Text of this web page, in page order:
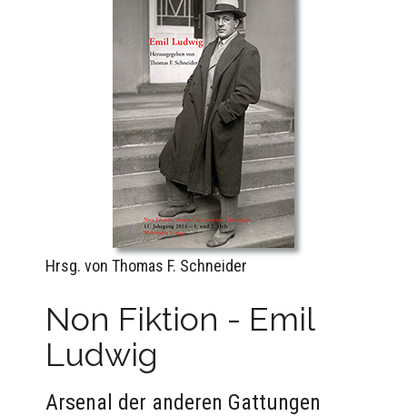
Hrsg. von Thomas F. Schneider
Non Fiktion - Emil
Ludwig
Arsenal der anderen Gattungen